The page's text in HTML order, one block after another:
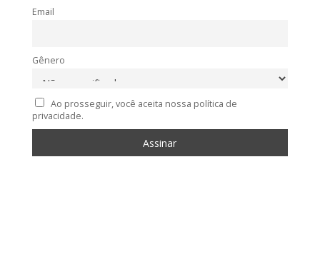
Email
Gênero
Ao prosseguir, você aceita nossa política de
privacidade.